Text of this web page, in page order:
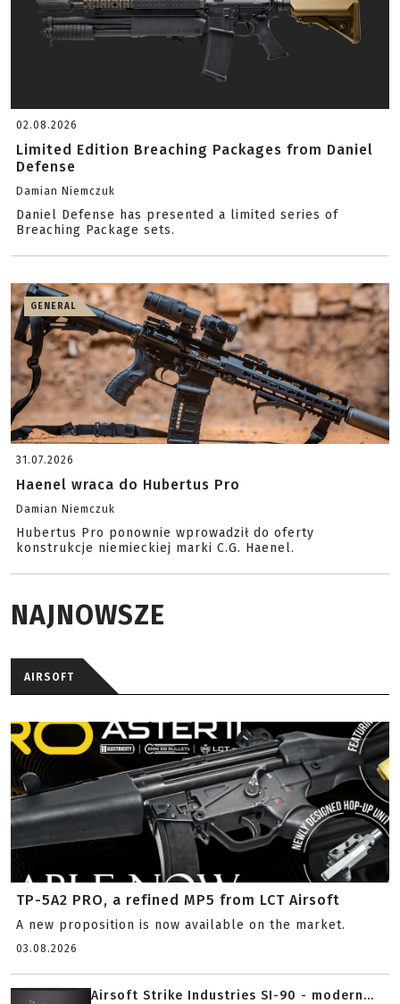
02.08.2026
Limited Edition Breaching Packages from Daniel
Defense
Damian Niemczuk
Daniel Defense has presented a limited series of
Breaching Package sets.
GENERAL
31.07.2026
Haenel wraca do Hubertus Pro
Damian Niemczuk
Hubertus Pro ponownie wprowadził do oferty
konstrukcje niemieckiej marki C.G. Haenel.
NAJNOWSZE
AIRSOFT
TP-5A2 PRO, a refined MP5 from LCT Airsoft
A new proposition is now available on the market.
03.08.2026
Airsoft Strike Industries SI-90 - modern...